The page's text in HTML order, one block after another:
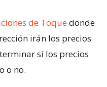
de Toquedonde
irán los precios
sí los precios
o no.